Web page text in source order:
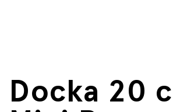
Docka 20